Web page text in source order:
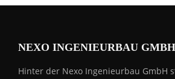
NEXO INGENIEURBAU GMBH
Hinter der Nexo Ingenieurbau GmbH